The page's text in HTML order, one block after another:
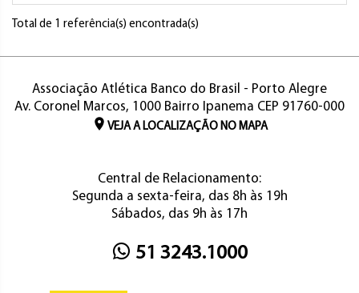
Total de 1 referência(s) encontrada(s)
Associação Atlética Banco do Brasil - Porto Alegre
Av. Coronel Marcos, 1000 Bairro Ipanema CEP 91760-000
VEJA A LOCALIZAÇÃO NO MAPA
Central de Relacionamento:
Segunda a sexta-feira, das 8h às 19h
Sábados, das 9h às 17h
51 3243.1000